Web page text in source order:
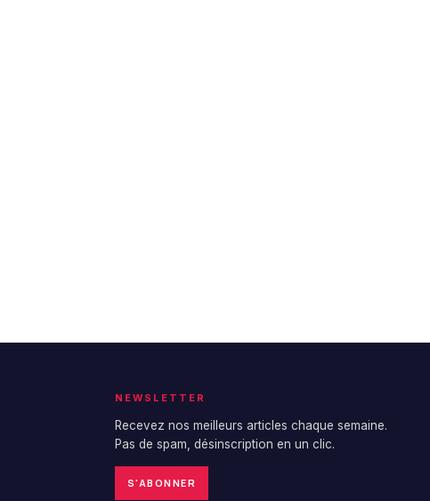
NEWSLETTER
Recevez nos meilleurs articles chaque semaine.
Pas de spam, désinscription en un clic.
S'ABONNER